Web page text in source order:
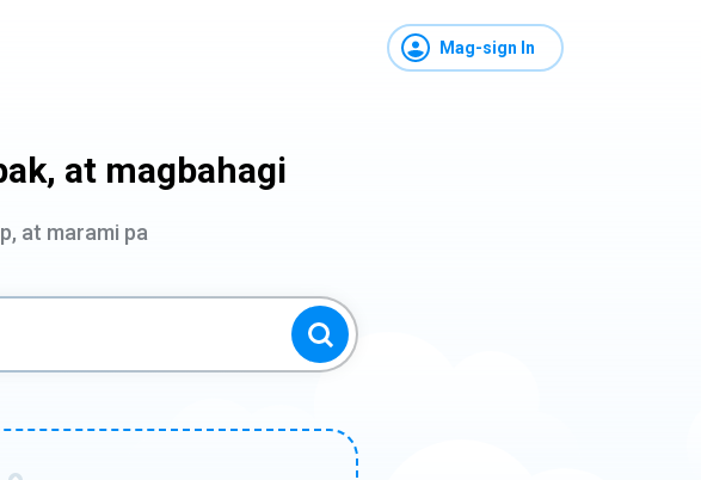
Mag-sign In
at magbahagi
at marami pa